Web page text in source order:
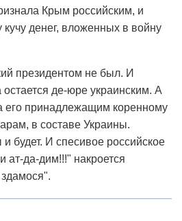
Крым российским, и
денег, вложенных в войну
президентом не был. И
де-юре украинским. А
его принадлежащим коренному
в составе Украины.
будет. И спесивое российское
ат-да-дим!!!" накроется